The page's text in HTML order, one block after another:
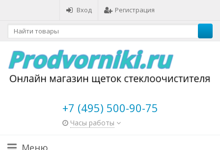
Вход Регистрация
+7 (495) 500-90-75
Часы работы
Меню